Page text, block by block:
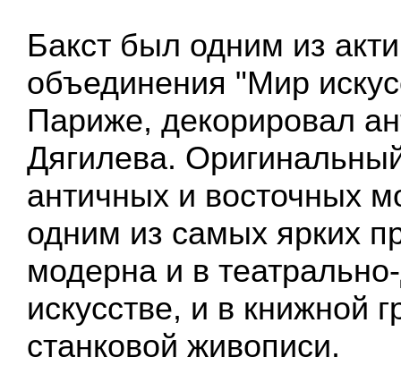
Бакст был одним из
объединения "Мир
Париже, декорировал
Дягилева.
античных и восточных
одним из самых ярких
модерна и в
искусстве, и в книжной
станковой живописи.